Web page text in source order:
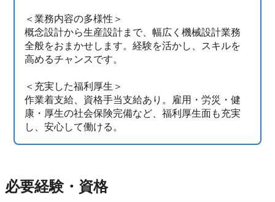
＜業務内容の多様性＞
概念設計から生産設計まで、幅広く機械設計業務
全般をおまかせします。経験を活かし、スキルを
高めるチャンスです。
＜充実した福利厚生＞
作業着支給、資格手当支給あり。雇用・労災・健
康・厚生の社会保険完備など、福利厚生面も充実
し、安心して働ける。
必要経験・資格